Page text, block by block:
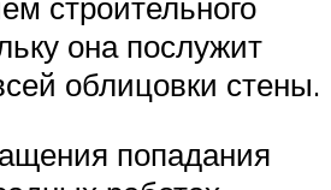
она послужит
облицовки стены.
попадания